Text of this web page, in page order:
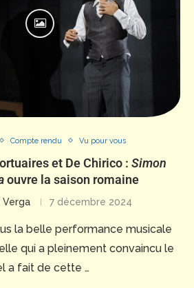
Compte rendu Vu pour vous
et De Chirico : Simon
ouvre la saison romaine
Verga 7 décembre 2024
la belle performance musicale
elle qui a pleinement convaincu le
a fait de cette …